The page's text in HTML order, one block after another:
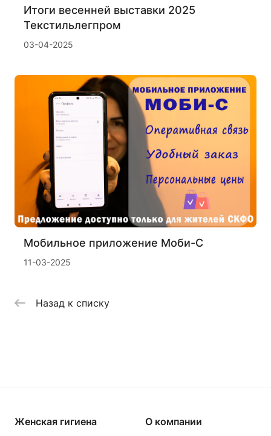
Итоги весенней выставки 2025
Текстильлегпром
03-04-2025
Мобильное приложение Моби-С
11-03-2025
Назад к списку
Женская гигиена
О компании